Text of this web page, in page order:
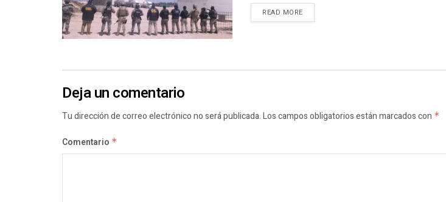
READ MORE
Deja un comentario
Tu dirección de correo electrónico no será publicada.Los campos obligatorios están marcados con *
Comentario *